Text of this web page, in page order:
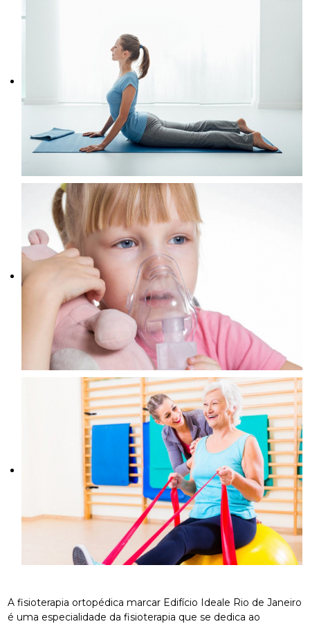
A fisioterapia ortopédica marcar Edifício Ideale Rio de Janeiro
é uma especialidade da fisioterapia que se dedica ao